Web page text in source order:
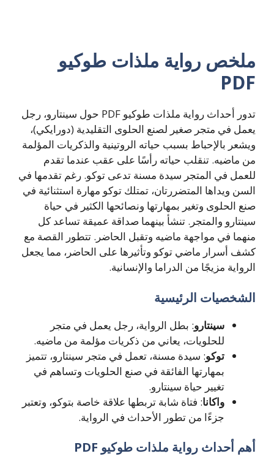
ملخص رواية ملذات طوكيو
PDF
تدور أحداث رواية ملذات طوكيو PDF حول سينتارو، رجل
يعمل في متجر صغير لصنع الحلوى التقليدية (دورايكي)،
ويشعر بالإحباط بسبب حياته الروتينية والذكريات المؤلمة
من ماضيه. تنقلب حياته رأسًا على عقب عندما تقدم
للعمل في المتجر سيدة مسنة تدعى توكو. رغم تقدمها في
السن ويداها المتضررتان، تمتلك توكو مهارة استثنائية في
صنع الحلوى وتغير بمهارتها ونصائحها الكثير في حياة
سينتارو والمتجر. تنشأ بينهما صداقة عميقة تساعد كل
منهما في مواجهة ماضيه وتقبل الحاضر. تتطور القصة مع
كشف أسرار ماضي توكو وتأثيرها على الحاضر، مما يجعل
الرواية مزيجًا من الدراما والإنسانية.
الشخصيات الرئيسية
سينتارو: بطل الرواية، رجل يعمل في متجر
للحلويات، يعاني من ذكريات مؤلمة من ماضيه.
توكو: سيدة مسنة، تعمل في متجر سينتارو، تتميز
بمهارتها الفائقة في صنع الحلويات وتساهم في
تغيير حياة سينتارو.
واكانا: فتاة شابة تربطها علاقة خاصة بتوكو، وتعتبر
جزءًا من تطور الأحداث في الرواية.
أهم أحداث رواية ملذات طوكيو PDF